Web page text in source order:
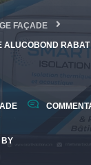
FAÇADE
ALUCOBOND RABAT
BY